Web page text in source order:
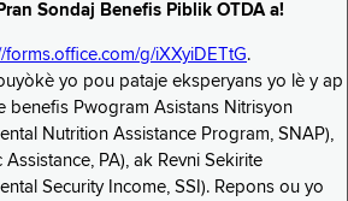
Sondaj Benefis Piblik OTDA a!
forms.office.com/g/iXXyiDETtG.
yo pou pataje eksperyans yo lè y ap
benefis Pwogram Asistans Nitrisyon
Nutrition Assistance Program, SNAP),
PA), ak Revni Sekirite
Security Income, SSI). Repons ou yo